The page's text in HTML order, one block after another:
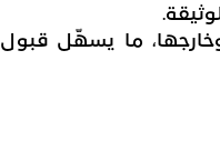
ما يسهّل قبول